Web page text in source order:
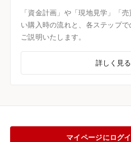
「資金計画」や「現地見学」「
い購入時の流れと、各ステップ
ご説明いたします。
詳しく見る
マイページにログイ